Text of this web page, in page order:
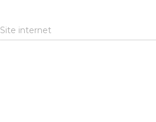
Site internet